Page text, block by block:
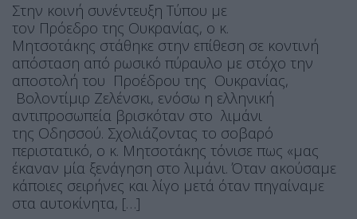
Στην κοινή συνέντευξη Τύπου με
τον Πρόεδρο της Ουκρανίας, ο κ.
Μητσοτάκης στάθηκε στην επίθεση σε κοντινή
απόσταση από ρωσικό πύραυλο με στόχο την
αποστολή του Προέδρου της Ουκρανίας,
Βολοντίμιρ Ζελένσκι, ενόσω η ελληνική
αντιπροσωπεία βρισκόταν στο λιμάνι
της Οδησσού. Σχολιάζοντας το σοβαρό
περιστατικό, ο κ. Μητσοτάκης τόνισε πως «μας
έκαναν μία ξενάγηση στο λιμάνι. Όταν ακούσαμε
κάποιες σειρήνες και λίγο μετά όταν πηγαίναμε
στα αυτοκίνητα, […]